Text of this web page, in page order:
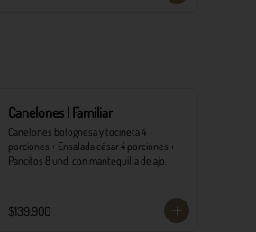
Canelones | Familiar
Canelones bolognesa y tocineta 4
porciones + Ensalada césar 4 porciones +
Pancitos 8 und. con mantequilla de ajo.
$139.900